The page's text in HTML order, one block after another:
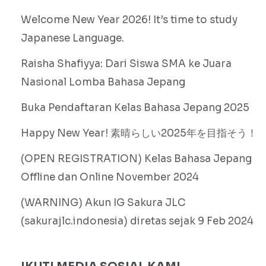
Welcome New Year 2026! It’s time to study
Japanese Language.
Raisha Shafiyya: Dari Siswa SMA ke Juara
Nasional Lomba Bahasa Jepang
Buka Pendaftaran Kelas Bahasa Jepang 2025
Happy New Year! 素晴らしい2025年を目指そう！
(OPEN REGISTRATION) Kelas Bahasa Jepang
Offline dan Online November 2024
(WARNING) Akun IG Sakura JLC
(sakurajlc.indonesia) diretas sejak 9 Feb 2024